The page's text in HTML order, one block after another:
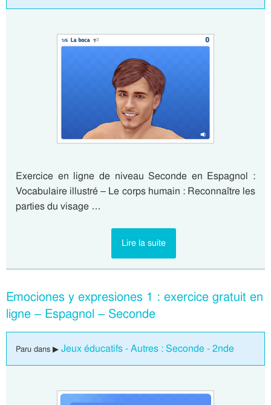
Exercice en ligne de niveau Seconde en Espagnol :
Vocabulaire illustré – Le corps humain : Reconnaître les
parties du visage …
Lire la suite
Emociones y expresiones 1 : exercice gratuit en
ligne – Espagnol – Seconde
Paru dans ▶ Jeux éducatifs - Autres : Seconde - 2nde